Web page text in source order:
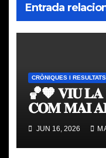
Entrada
CRÒNIQUES I RESULTATS
🏀🧡 𝐕𝐈𝐔
𝐂𝐎𝐌 𝐌𝐀𝐈
𝐓𝐎𝐔𝐑
JUN 16, 2026